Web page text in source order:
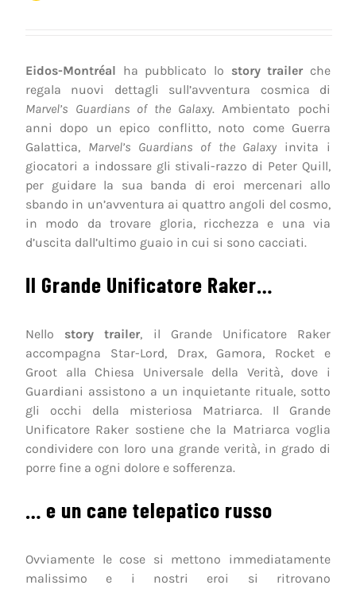
Eidos-Montréal ha pubblicato lo story trailer che
regala nuovi dettagli sull’avventura cosmica di
Marvel’s Guardians of the Galaxy. Ambientato pochi
anni dopo un epico conflitto, noto come Guerra
Galattica, Marvel’s Guardians of the Galaxyinvita i
giocatori a indossare gli stivali-razzo di Peter Quill,
per guidare la sua banda di eroi mercenari allo
sbando in un’avventura ai quattro angoli del cosmo,
in modo da trovare gloria, ricchezza e una via
d’uscita dall’ultimo guaio in cui si sono cacciati.
Il Grande Unificatore Raker…
Nello story trailer, il Grande Unificatore Raker
accompagna Star-Lord, Drax, Gamora, Rocket e
Groot alla Chiesa Universale della Verità, dove i
Guardiani assistono a un inquietante rituale, sotto
gli occhi della misteriosa Matriarca. Il Grande
Unificatore Raker sostiene che la Matriarca voglia
condividere con loro una grande verità, in grado di
porre fine a ogni dolore e sofferenza.
… e un cane telepatico russo
Ovviamente le cose si mettono immediatamente
malissimo e i nostri eroi si ritrovano